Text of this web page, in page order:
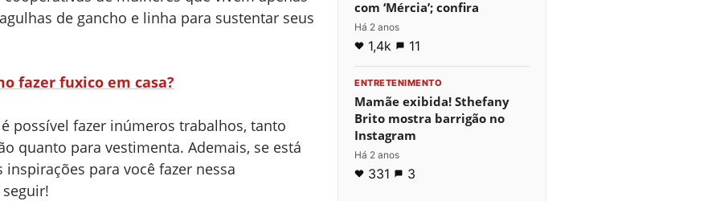
de gancho e linha para sustentar seus
fazer fuxico em casa?
possível fazer inúmeros trabalhos, tanto
quanto para vestimenta. Ademais, se está
para você fazer nessa
com ‘Mércia’; confira
Há 2 anos
1,4k 11
ENTRETENIMENTO
Mamãe exibida! Sthefany
Brito mostra barrigão no
Instagram
Há 2 anos
331 3